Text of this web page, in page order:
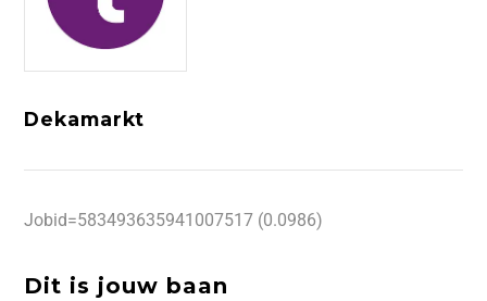
Dekamarkt
Jobid=583493635941007517 (0.0986)
Dit is jouw baan